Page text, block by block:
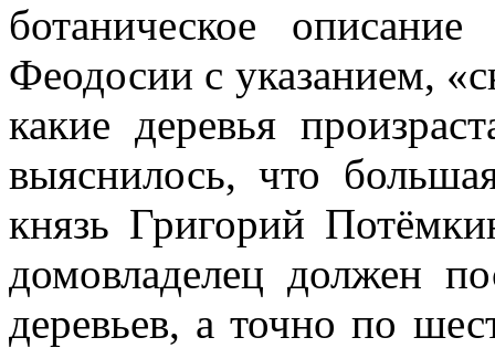
ботаническое
Феодосии с указанием,
какие деревья
выяснилось, что
князь Григорий
домовладелец должен
деревьев, а точно по